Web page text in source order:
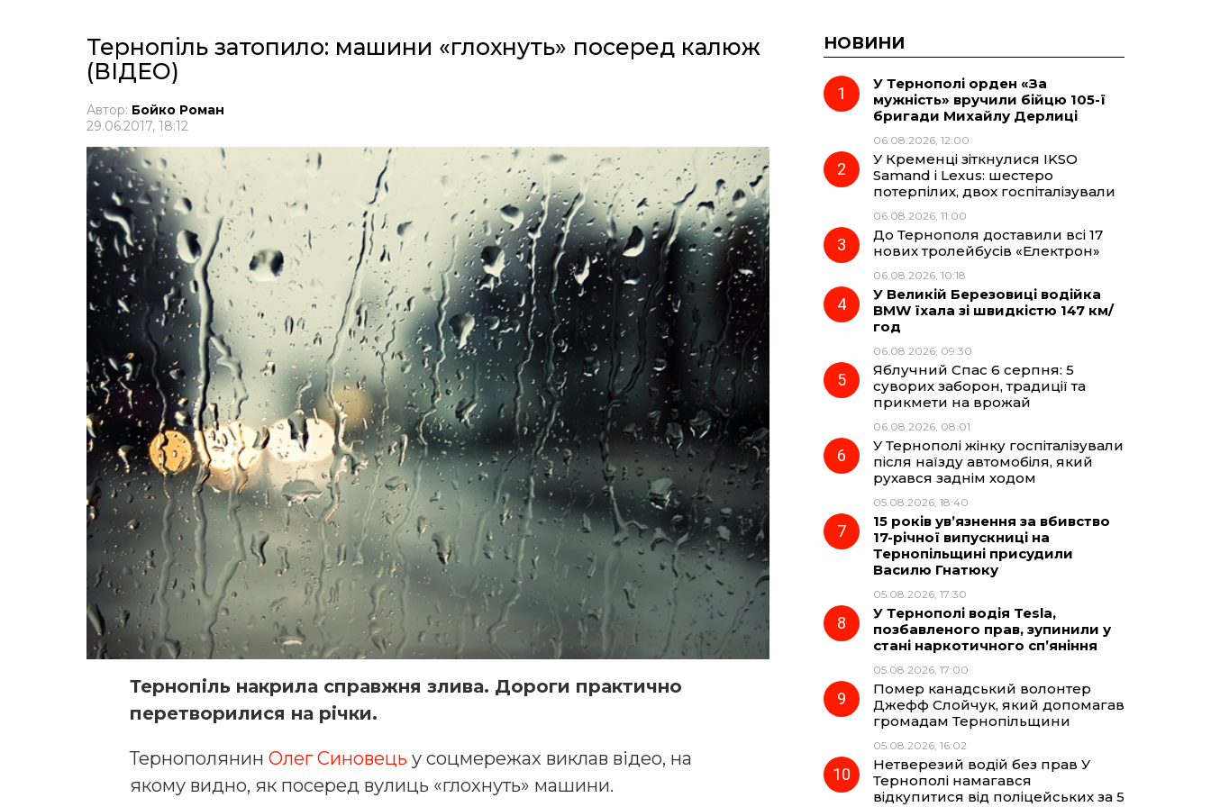
Тернопіль затопило: машини «глохнуть» посеред калюж
(ВІДЕО)
Автор: Бойко Роман
29.06.2017, 18:12
Тернопіль накрила справжня злива. Дороги практично
перетворилися на річки.
Тернополянин Олег Синовець у соцмережах виклав відео, на
якому видно, як посеред вулиць «глохнуть» машини.
НОВИНИ
У Тернополі орден «За
мужність» вручили бійцю 105-ї
бригади Михайлу Дерлиці
06.08.2026, 12:00
У Кременці зіткнулися IKSO
Samand і Lexus: шестеро
потерпілих, двох госпіталізували
06.08.2026, 11:00
До Тернополя доставили всі 17
нових тролейбусів «Електрон»
06.08.2026, 10:18
У Великій Березовиці водійка
BMW їхала зі швидкістю 147 км/
год
06.08.2026, 09:30
Яблучний Спас 6 серпня: 5
суворих заборон, традиції та
прикмети на врожай
06.08.2026, 08:01
У Тернополі жінку госпіталізували
після наїзду автомобіля, який
рухався заднім ходом
05.08.2026, 18:40
15 років ув’язнення за вбивство
17-річної випускниці на
Тернопільщині присудили
Василю Гнатюку
05.08.2026, 17:30
У Тернополі водія Tesla,
позбавленого прав, зупинили у
стані наркотичного сп’яніння
05.08.2026, 17:00
Помер канадський волонтер
Джефф Слойчук, який допомагав
громадам Тернопільщини
05.08.2026, 16:02
Нетверезий водій без прав У
Тернополі намагався
відкупитися від поліцейських за 5